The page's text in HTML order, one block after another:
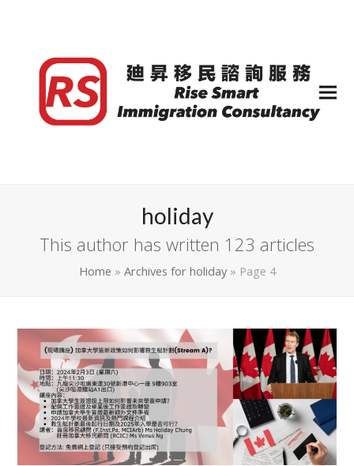
holiday
This author has written 123 articles
Home » Archives for holiday» Page 4